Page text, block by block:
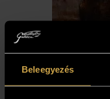
Beleegyezés